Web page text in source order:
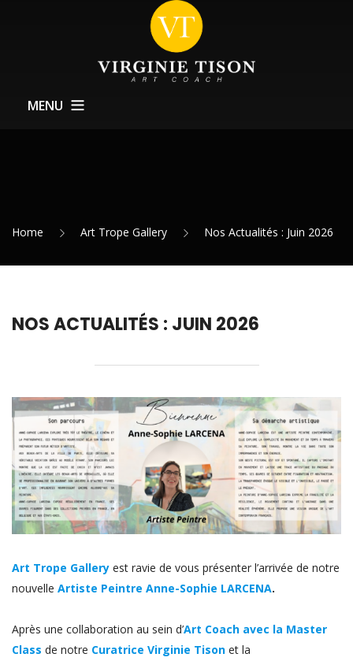
MENU
Service Expositions
Home Art Trope Gallery Nos Actualités : Juin 2026
NOS ACTUALITÉS : JUIN 2026
Art Trope Gallery est ravie de vous présenter l’arrivée de notre
nouvelle Artiste Peintre Anne-Sophie LARCENA.
Après une collaboration au sein d’Art Coach avec la Master
Class de notre Curatrice Virginie Tison et la